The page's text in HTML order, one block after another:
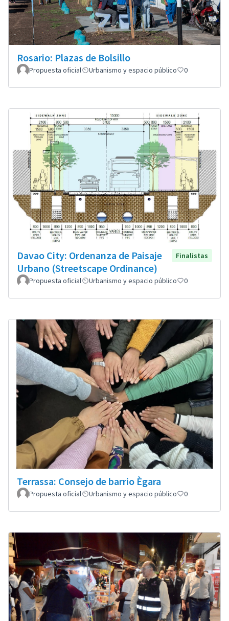
Rosario: Plazas de Bolsillo
Propuesta oficial Urbanismo y espacio público 0
Davao City: Ordenanza de Paisaje
Urbano (Streetscape Ordinance)
Finalistas
Propuesta oficial Urbanismo y espacio público 0
Terrassa: Consejo de barrio Ègara
Propuesta oficial Urbanismo y espacio público 0